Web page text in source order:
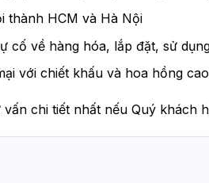
thành HCM và Hà Nội
cố về hàng hóa, lắp đặt, sử
với chiết khấu và hoa hồng cao
chi tiết nhất nếu Quý khách